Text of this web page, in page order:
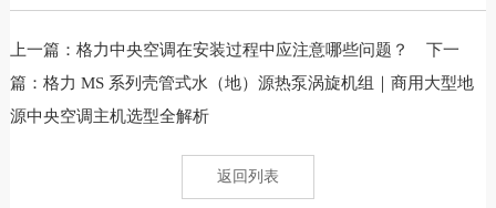
上一篇： 格力中央空调在安装过程中应注意哪些问题？
下一
篇： 格力 MS 系列壳管式水（地）源热泵涡旋机组｜商用大型地
源中央空调主机选型全解析
返回列表